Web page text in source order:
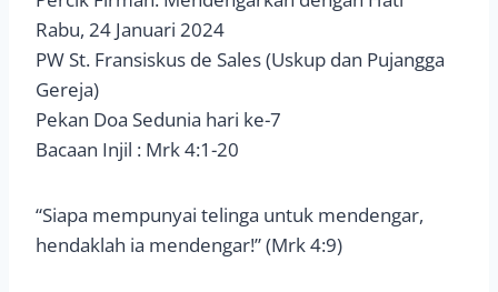
Rabu, 24 Januari 2024
PW St. Fransiskus de Sales (Uskup dan Pujangga
Gereja)
Pekan Doa Sedunia hari ke-7
Bacaan Injil : Mrk 4:1-20
“Siapa mempunyai telinga untuk mendengar,
hendaklah ia mendengar!” (Mrk 4:9)